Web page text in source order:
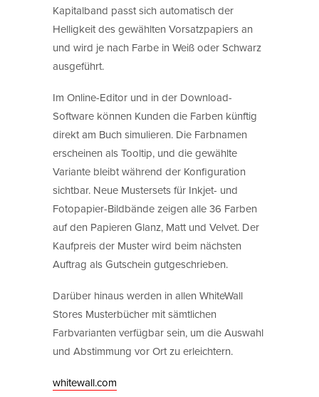
Kapitalband passt sich automatisch der
Helligkeit des gewählten Vorsatzpapiers an
und wird je nach Farbe in Weiß oder Schwarz
ausgeführt.
Im Online-Editor und in der Download-
Software können Kunden die Farben künftig
direkt am Buch simulieren. Die Farbnamen
erscheinen als Tooltip, und die gewählte
Variante bleibt während der Konfiguration
sichtbar. Neue Mustersets für Inkjet- und
Fotopapier-Bildbände zeigen alle 36 Farben
auf den Papieren Glanz, Matt und Velvet. Der
Kaufpreis der Muster wird beim nächsten
Auftrag als Gutschein gutgeschrieben.
Darüber hinaus werden in allen WhiteWall
Stores Musterbücher mit sämtlichen
Farbvarianten verfügbar sein, um die Auswahl
und Abstimmung vor Ort zu erleichtern.
whitewall.com